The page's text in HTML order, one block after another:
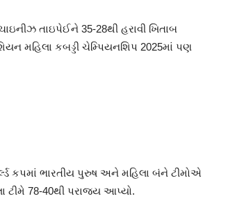
તાઇપેઈને 35-28થી હરાવી ખિતાબ
મહિલા કબડ્ડી ચેમ્પિયનશિપ 2025માં પણ
કપમાં ભારતીય પુરુષ અને મહિલા બંને ટીમોએ
ટીમે 78-40થી પરાજય આપ્યો.